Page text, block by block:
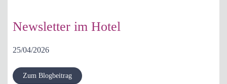
Newsletter im Hotel
25/04/2026
Zum Blogbeitrag
KONTAKT